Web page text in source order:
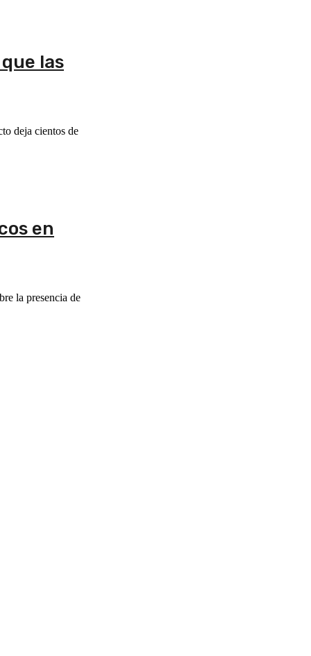
las
deja cientos de
en
la presencia de